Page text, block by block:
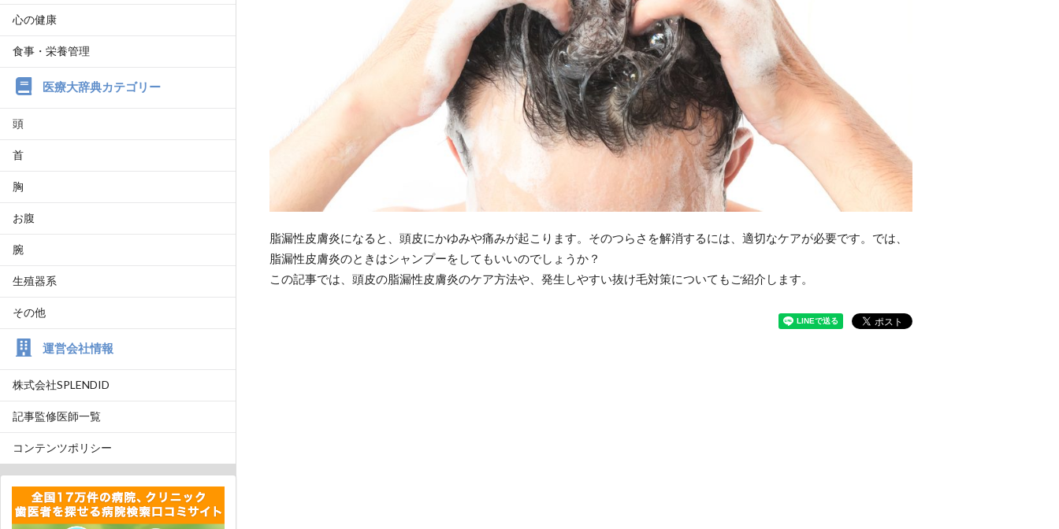
心の健康
食事・栄養管理
医療大辞典カテゴリー
頭
首
胸
お腹
腕
生殖器系
その他
運営会社情報
株式会社SPLENDID
記事監修医師一覧
コンテンツポリシー
脂漏性皮膚炎になると、頭皮にかゆみや痛みが起こります。そのつらさを解消するには、適切なケアが必要です。では、
脂漏性皮膚炎のときはシャンプーをしてもいいのでしょうか？
この記事では、頭皮の脂漏性皮膚炎のケア方法や、発生しやすい抜け毛対策についてもご紹介します。